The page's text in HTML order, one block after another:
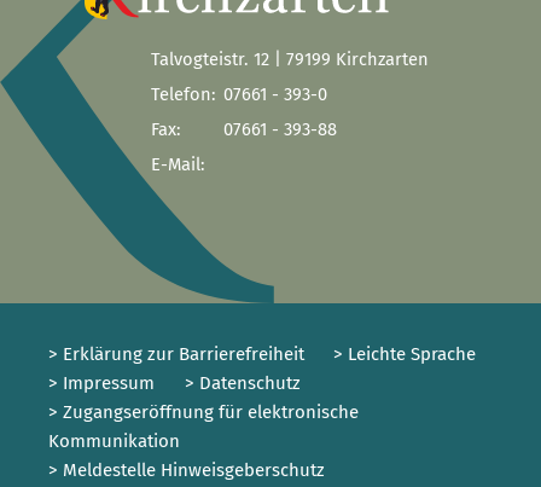
Talvogteistr. 12 | 79199 Kirchzarten
Telefon: 07661 - 393-0
Fax:
07661 - 393-88
E-Mail:
> Erklärung zur Barrierefreiheit
> Leichte Sprache
> Impressum
> Datenschutz
> Zugangseröffnung für elektronische
Kommunikation
> Meldestelle Hinweisgeberschutz